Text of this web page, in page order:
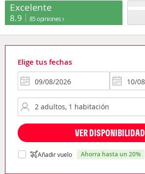
Excelente
8.9 85 opiniones
Elige tus fechas
VER DISPONIBILIDAD
Añadir vuelo ahorra hasta un 20%